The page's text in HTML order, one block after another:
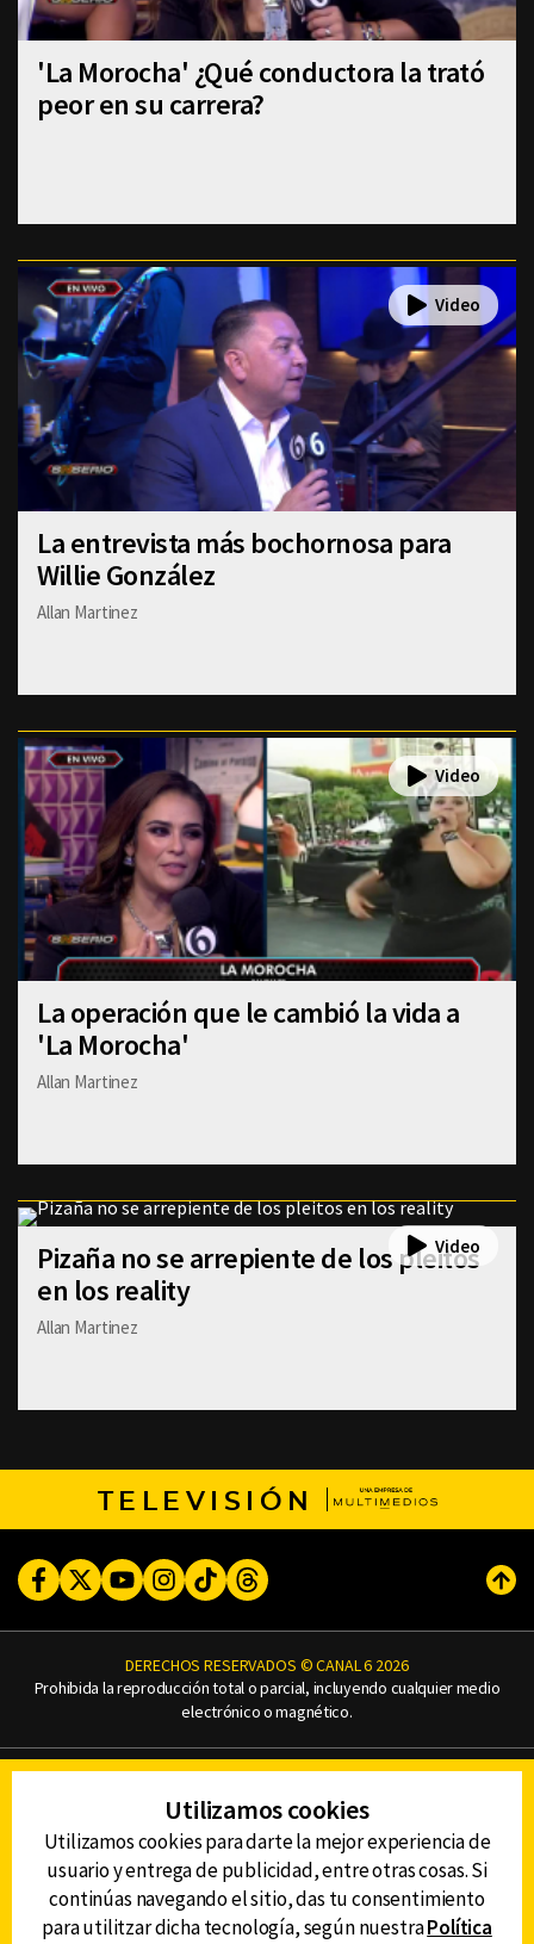
'La Morocha' ¿Qué conductora la trató
peor en su carrera?
La entrevista más bochornosa para
Willie González
Allan Martinez
La operación que le cambió la vida a
'La Morocha'
Allan Martinez
Pizaña no se arrepiente de los pleitos
en los reality
Allan Martinez
TELEVISIÓN
FacebookTwitterYoutubeInstagram
TikTokThreads
DERECHOS RESERVADOS © CANAL 6 2026
Prohibida la reproducción total o parcial, incluyendo cualquier medio
electrónico o magnético.
AVISO DE PRIVACIDAD
DEFENSORÍA DE LAS AUDIENCIAS
Utilizamos cookies
Utilizamos cookies para darte la mejor experiencia de
usuario y entrega de publicidad, entre otras cosas. Si
continúas navegando el sitio, das tu consentimiento
para utilitzar dicha tecnología, según nuestraPolítica